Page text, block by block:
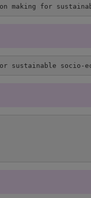
for
socio-